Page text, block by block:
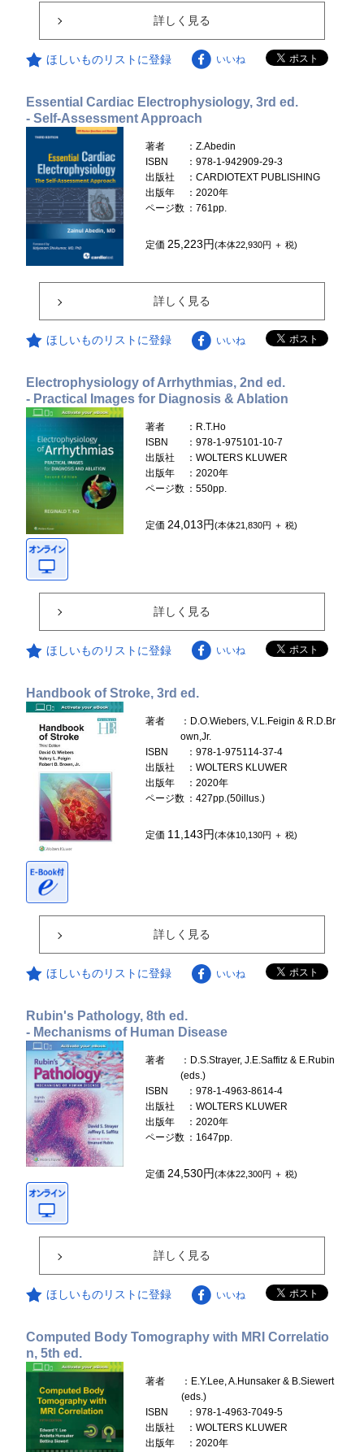
詳しく見る
ほしいものリストに登録 いいね
Essential Cardiac Electrophysiology, 3rd ed.
- Self-Assessment Approach
著者
：Z.Abedin
ISBN
：978-1-942909-29-3
出版社
：CARDIOTEXT PUBLISHING
出版年
：2020年
ページ数 ：761pp.
定価 25,223円(本体22,930円 ＋ 税)
詳しく見る
ほしいものリストに登録 いいね
Electrophysiology of Arrhythmias, 2nd ed.
- Practical Images for Diagnosis & Ablation
著者
：R.T.Ho
ISBN
：978-1-975101-10-7
出版社
：WOLTERS KLUWER
出版年
：2020年
ページ数 ：550pp.
定価24,013円(本体21,830円 ＋ 税)
詳しく見る
ほしいものリストに登録 いいね
Handbook of Stroke, 3rd ed.
著者
：D.O.Wiebers, V.L.Feigin & R.D.Br
own,Jr.
ISBN
：978-1-975114-37-4
出版社
：WOLTERS KLUWER
出版年
：2020年
ページ数 ：427pp.(50illus.)
定価 11,143円(本体10,130円 ＋ 税)
詳しく見る
ほしいものリストに登録 いいね
Rubin's Pathology, 8th ed.
- Mechanisms of Human Disease
著者
：D.S.Strayer, J.E.Saffitz & E.Rubin
(eds.)
ISBN
：978-1-4963-8614-4
出版社
：WOLTERS KLUWER
出版年
：2020年
ページ数 ：1647pp.
定価24,530円(本体22,300円 ＋ 税)
詳しく見る
ほしいものリストに登録 いいね
Computed Body Tomography with MRI Correlatio
n, 5th ed.
著者
：E.Y.Lee, A.Hunsaker & B.Siewert
(eds.)
ISBN
：978-1-4963-7049-5
出版社
：WOLTERS KLUWER
出版年
：2020年